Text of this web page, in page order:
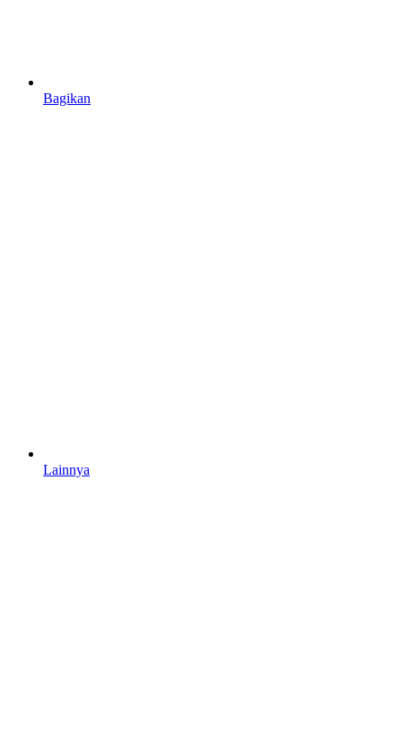
Bagikan
Lainnya